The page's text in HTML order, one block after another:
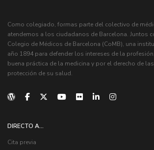
Como colegiado, formas parte del colectivo de
atendemos a los ciudadanos de Barcelona. Juntos
Colegio de Médicos de Barcelona (CoMB), una
año 1894 para defender los intereses de la
buena práctica de la medicina y por el derecho de
protección de su salud.
DIRECTO A...
Cita previa